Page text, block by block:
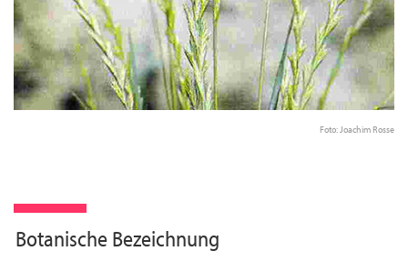
Foto: Joachim Rosse
Botanische Bezeichnung